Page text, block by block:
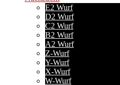
E2 Wurf
D2 Wurf
C2 Wurf
B2 Wurf
A2 Wurf
Z-Wurf
Y-Wurf
X-Wurf
W-Wurf